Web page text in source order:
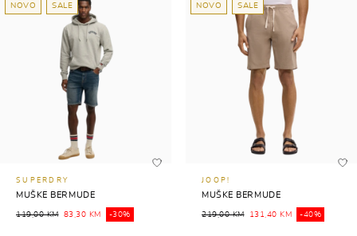
NOVO SALE
SUPERDRY
MUŠKE BERMUDE
119,00 KM 83,30 KM -30%
NOVO SALE
JOOP!
MUŠKE BERMUDE
219,00 KM 131,40 KM -40%